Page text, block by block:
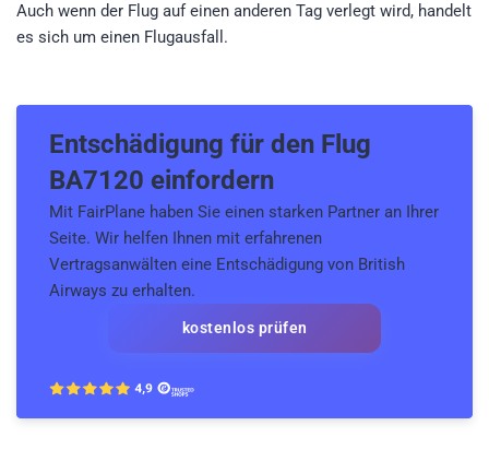
Auch wenn der Flug auf einen anderen Tag verlegt wird, handelt
es sich um einen Flugausfall.
Entschädigung für den Flug
BA7120 einfordern
Mit FairPlane haben Sie einen starken Partner an Ihrer
Seite. Wir helfen Ihnen mit erfahrenen
Vertragsanwälten eine Entschädigung von British
Airways zu erhalten.
kostenlos prüfen